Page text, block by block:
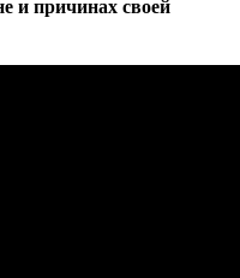
и причинах своей